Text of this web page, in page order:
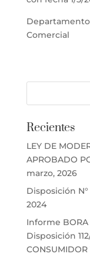
Comercial
Recientes
LEY DE
APROBADO
marzo, 2026
Disposición
2024
Informe
Disposición
CONSUMIDOR